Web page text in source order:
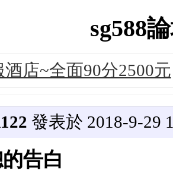
sg588
酒店~全面90分2500元
發表於 2018-9-29
告白